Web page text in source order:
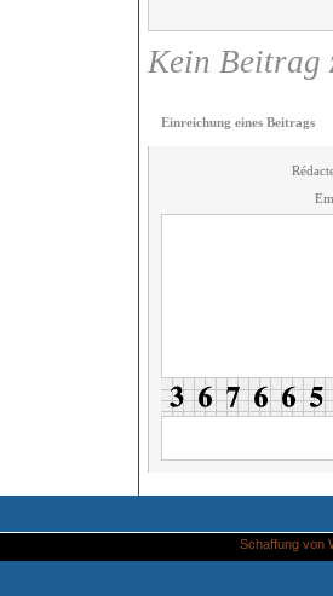
Kein Beitrag
Einreichung eines Beitrags
Schaffung von